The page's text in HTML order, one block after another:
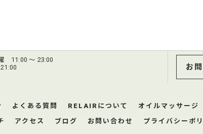
11:00 ～ 23:00
お
よくある質問 RELAIRについて オイルマッサージ
アクセス ブログ お問い合わせ
プライバシーポ